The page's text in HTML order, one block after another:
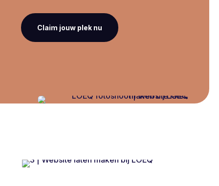
Claim jouw plek nu